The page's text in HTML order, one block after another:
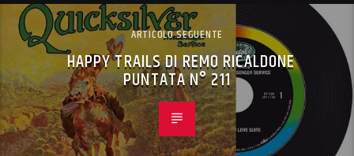
ARTICOLO SEGUENTE
HAPPY TRAILS DI REMO RICALDONE
PUNTATA N° 211